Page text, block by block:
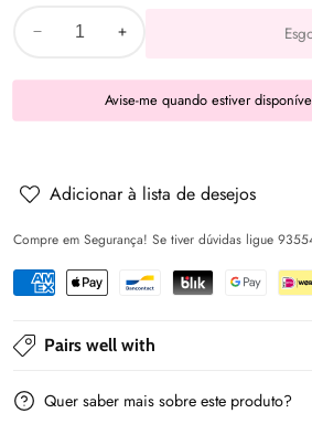
Diminuir
bebé
Cor
Prata
-
Aumentar
quantidade
bebé
Cor
Prata
Avise-me quando estiver
Adicionar à lista de desejos
Compre em Segurança! Se tiver dúvidas ligue
Pairs well with
Quer saber mais sobre este produto?